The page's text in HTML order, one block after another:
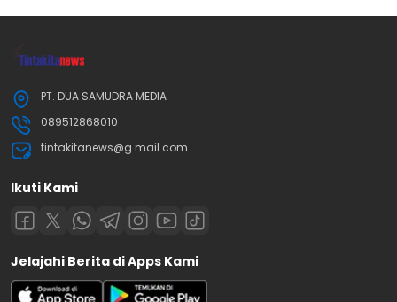
PT. DUA SAMUDRA MEDIA
089512868010
tintakitanews@g.mail.com
Ikuti Kami
Jelajahi Berita di Apps Kami